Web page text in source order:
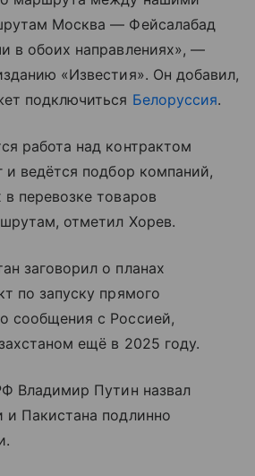
Москва — Фейсалабад
в обоих направлениях», —
«Известия». Он добавил,
подключиться Белоруссия.
работа над контрактом
и ведётся подбор компаний,
в перевозке товаров
отметил Хорев.
заговорил о планах
по запуску прямого
сообщения с Россией,
ещё в 2025 году.
Владимир Путин назвал
и Пакистана подлинно